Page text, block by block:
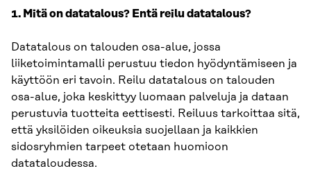
1. Mitä on datatalous? Entä reilu datatalous?
Datatalous on talouden osa-alue, jossa
liiketoimintamalli perustuu ​tiedon hyödyntämiseen ja
käyttöön eri tavoin. Reilu datatalous ​on talouden
osa-alue, joka keskittyy luomaan palveluja ja dataan
perustuvia tuotteita eettisesti. Reiluus tarkoittaa sitä,
että yksilöiden oikeuksia suojellaan ja kaikkien
sidosryhmien tarpeet otetaan huomioon
datataloudessa.